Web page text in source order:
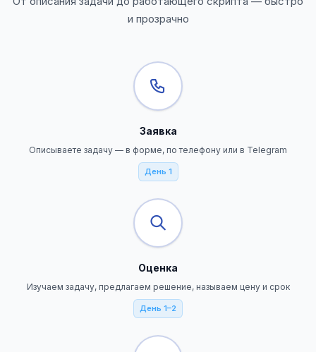
и прозрачно
Заявка
Описываете задачу — в форме, по телефону или в Telegram
День 1
Оценка
Изучаем задачу, предлагаем решение, называем цену и срок
День 1–2